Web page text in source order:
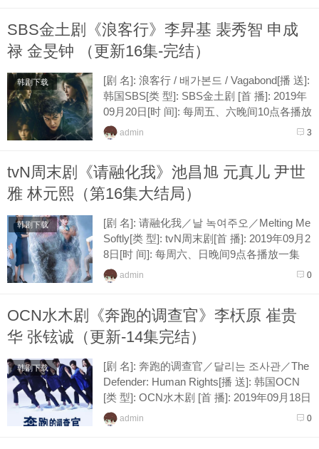
SBS金土剧《浪客行》李昇基 裴秀智 申成
禄 金旻钟 （更新16集-完结）
韩剧下载
[剧 名]: 浪客行 / 배가본드 / Vagabond[播 送]:
韩国SBS[类 型]: SBS金土剧 [首 播]: 2019年
09月20日[时 间]: 每周五、六晚间10点各播放
一集[接 档]: 医生疗憪[导 演]:...
3
admin
tvN周末剧《请融化我》池昌旭 元真儿 尹世
雅 林元熙（第16集大结局）
韩剧下载
[剧 名]: 请融化我／날 녹여주오／Melting Me
Softly[类 型]: tvN周末剧[首 播]: 2019年09月2
8日[时 间]: 每周六、日晚间9点各播放一集
[接 档]: (月之酒店)阿斯达编年史[导 演...
0
admin
OCN水木剧《奔跑的调查官》李枖原 崔贵
华 张铉诚（更新-14集完结）
韩剧下载
[剧 名]: 奔跑的调查官／달리는 조사관／The
Defender: Human Rights[播 送]: 韩国OCN
[类 型]: OCN水木剧 [首 播]: 2019年09月18日
[时 间]: 每周三、四晚间11点各播放一集[接...
0
admin